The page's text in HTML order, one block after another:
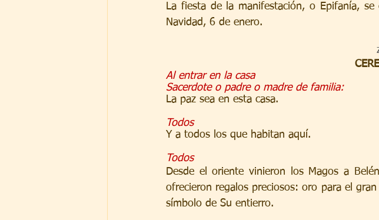
La fiesta de la manifestación, o Epifanía,
Navidad, 6 de enero.
Al entrar en la casa
Sacerdote o padre o madre de familia:
La paz sea en esta casa.
Todos
Y a todos los que habitan aquí.
Todos
Desde el oriente vinieron los Magos a
ofrecieron regalos preciosos: oro para el
símbolo de Su entierro.